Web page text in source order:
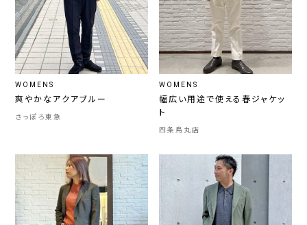
WOMENS
爽やかなアクアブルー
さっぽろ東急
WOMENS
幅広い用途で使える春ジャケッ
ト
四条烏丸店